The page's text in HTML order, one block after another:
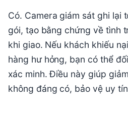
Có. Camera giám sát ghi lại
gói, tạo bằng chứng về tình
khi giao. Nếu khách khiếu
hàng hư hỏng, bạn có thể
xác minh. Điều này giúp
không đáng có, bảo vệ uy